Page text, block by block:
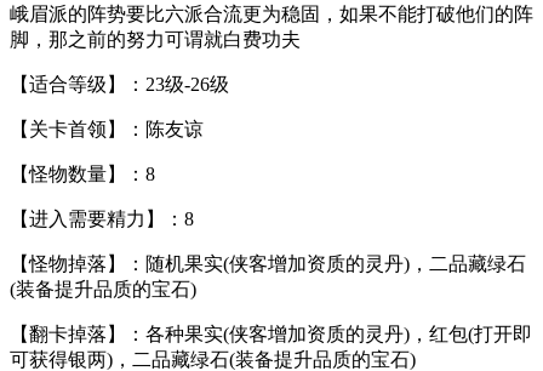
峨眉派的阵势要比六派合流更为稳固，如果不能打破他们的阵
脚，那之前的努力可谓就白费功夫
【适合等级】：23级-26级
【关卡首领】：陈友谅
【怪物数量】：8
【进入需要精力】：8
【怪物掉落】：随机果实(侠客增加资质的灵丹)，二品藏绿石
(装备提升品质的宝石)
【翻卡掉落】：各种果实(侠客增加资质的灵丹)，红包(打开即
可获得银两)，二品藏绿石(装备提升品质的宝石)